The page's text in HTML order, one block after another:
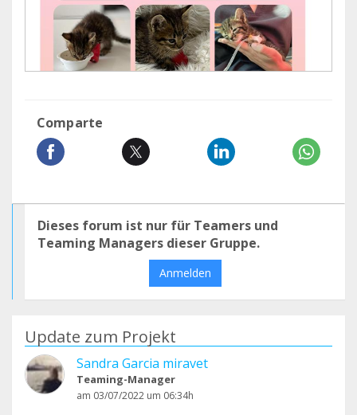
Comparte
Dieses forum ist nur für Teamers und
Teaming Managers dieser Gruppe.
Anmelden
Update zum Projekt
Sandra Garcia miravet
Teaming-Manager
am 03/07/2022 um 06:34h